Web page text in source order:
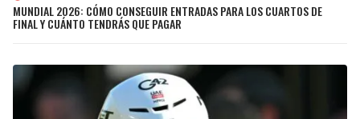
MUNDIAL 2026: CÓMO CONSEGUIR ENTRADAS PARA LOS CUARTOS DE
FINAL Y CUÁNTO TENDRÁS QUE PAGAR